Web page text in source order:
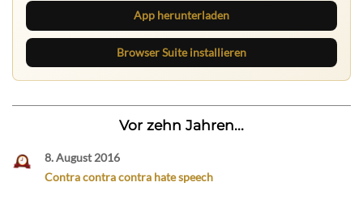
App herunterladen
Browser Suite installieren
Vor zehn Jahren...
8. August 2016
Contra contra contra hate speech